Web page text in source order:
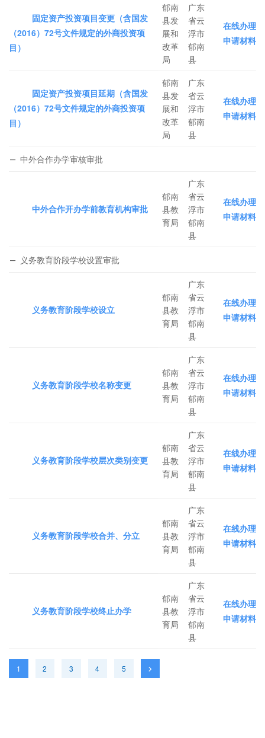
固定资产投资项目变更（含国发
（2016）72号文件规定的外商投资项
目）
郁南
县发
展和
改革
局
广东
省云
浮市
郁南
县
在线办理
申请材料
固定资产投资项目延期（含国发
（2016）72号文件规定的外商投资项
目）
郁南
县发
展和
改革
局
广东
省云
浮市
郁南
县
在线办理
申请材料
中外合作办学审核审批
中外合作开办学前教育机构审批
郁南
县教
育局
广东
省云
浮市
郁南
县
在线办理
申请材料
义务教育阶段学校设置审批
义务教育阶段学校设立
郁南
县教
育局
广东
省云
浮市
郁南
县
在线办理
申请材料
义务教育阶段学校名称变更
郁南
县教
育局
广东
省云
浮市
郁南
县
在线办理
申请材料
义务教育阶段学校层次类别变更
郁南
县教
育局
广东
省云
浮市
郁南
县
在线办理
申请材料
义务教育阶段学校合并、分立
郁南
县教
育局
广东
省云
浮市
郁南
县
在线办理
申请材料
义务教育阶段学校终止办学
郁南
县教
育局
广东
省云
浮市
郁南
县
在线办理
申请材料
1 2 3 4 5